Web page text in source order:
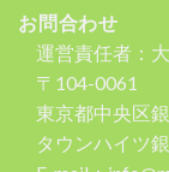
お問合わせ
運営責任者：
〒104-0061
東京都中央区
タウンハイツ